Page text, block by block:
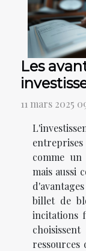
Les
11 mars 2025
comme
mais aussi
billet de
incitations
ressources